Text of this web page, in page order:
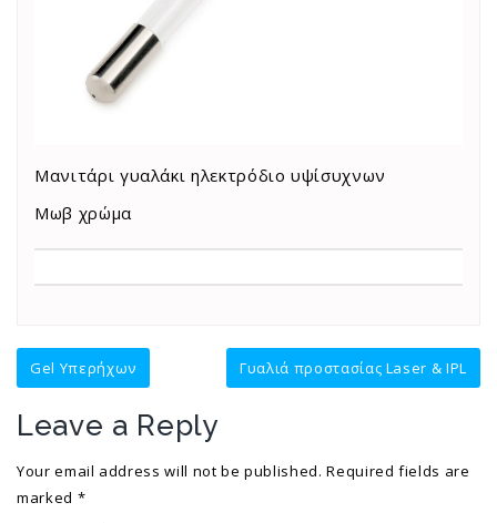
Μανιτάρι γυαλάκι ηλεκτρόδιο υψίσυχνων
Μωβ χρώμα
Post
navigation
Gel Υπερήχων Γυαλιά προστασίας Laser & IPL
Leave a Reply
Your email address will not be published. Required fields are
marked *